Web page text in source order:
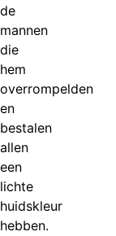
de
mannen
die
hem
overrompelden
en
bestalen
allen
een
lichte
huidskleur
hebben.